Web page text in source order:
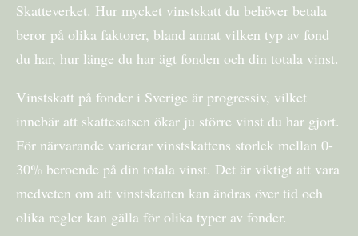
Skatteverket. Hur mycket vinstskatt du behöver betala
beror på olika faktorer, bland annat vilken typ av fond
du har, hur länge du har ägt fonden och din totala vinst.
Vinstskatt på fonder i Sverige är progressiv, vilket
innebär att skattesatsen ökar ju större vinst du har gjort.
För närvarande varierar vinstskattens storlek mellan 0-
30% beroende på din totala vinst. Det är viktigt att vara
medveten om att vinstskatten kan ändras över tid och
olika regler kan gälla för olika typer av fonder.